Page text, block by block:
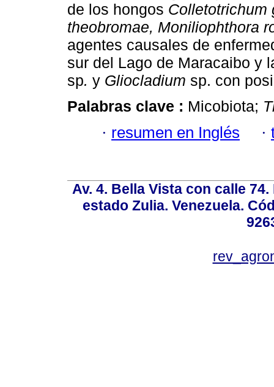
de los hongos Colletotrichum
theobromae, Moniliophthora
agentes causales de
sur del Lago de Maracaibo y
sp. y Gliocladium sp. con
Palabras clave : Micobiota;
· resumen en Inglés ·
Av. 4. Bella Vista con calle
estado Zulia. Venezuela.